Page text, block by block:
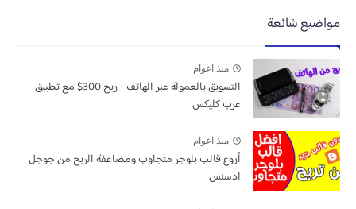
مواضيع شائعة
منذ اعوام
التسويق بالعمولة عبر الهاتف - ربح 300$ مع تطبيق
عرب كليكس
منذ اعوام
أروع قالب بلوجر متجاوب ومضاعفة الربح من جوجل
ادسنس